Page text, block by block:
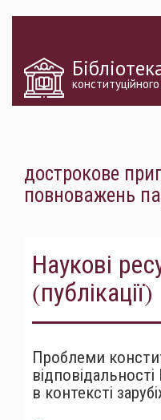
дострокове
повноважень
Наукові
(публікації)
Проблеми
в контексті